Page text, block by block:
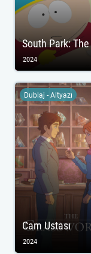
2024
Cam Ustası
Dublaj - Altyazı
2024